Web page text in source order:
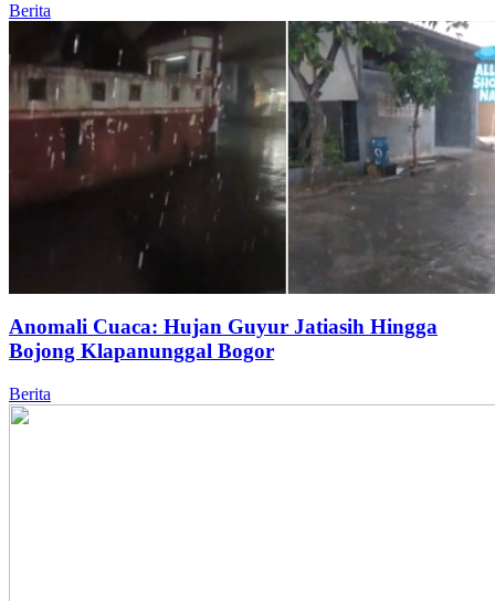
Berita
Anomali Cuaca: Hujan Guyur Jatiasih Hingga
Bojong Klapanunggal Bogor
Berita